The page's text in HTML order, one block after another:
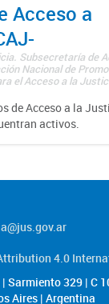
Acceso a
Subsecretaría de
Nacional de
el Acceso a la
de Acceso a la
activos.
4.0
Sarmiento 329 | C
Aires | Argentina